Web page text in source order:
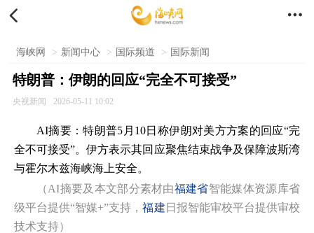
 
海峡网 > 新闻中心 > 国际频道 > 国际新闻
特朗普：伊朗的回应“完全不可接受”
央视新闻 2026-05-11 10:02
AI摘要：特朗普5月10日称伊朗对美方方案的回应“完
全不可接受”。伊方表示其回应聚焦结束战争及保障波斯湾
与霍尔木兹海峡海上安全。
（AI摘要及本文部分素材由福建省智能媒体资源库省
级平台提供“智媒+”支持，福建 日报智能审校平台提供审校
技术支持）